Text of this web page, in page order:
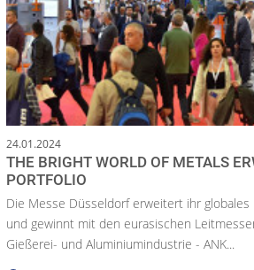
24.01.2024
THE BRIGHT WORLD OF METALS
PORTFOLIO
Die Messe Düsseldorf erweitert ihr
und gewinnt mit den eurasischen
Gießerei- und Aluminiumindustrie - ANK...